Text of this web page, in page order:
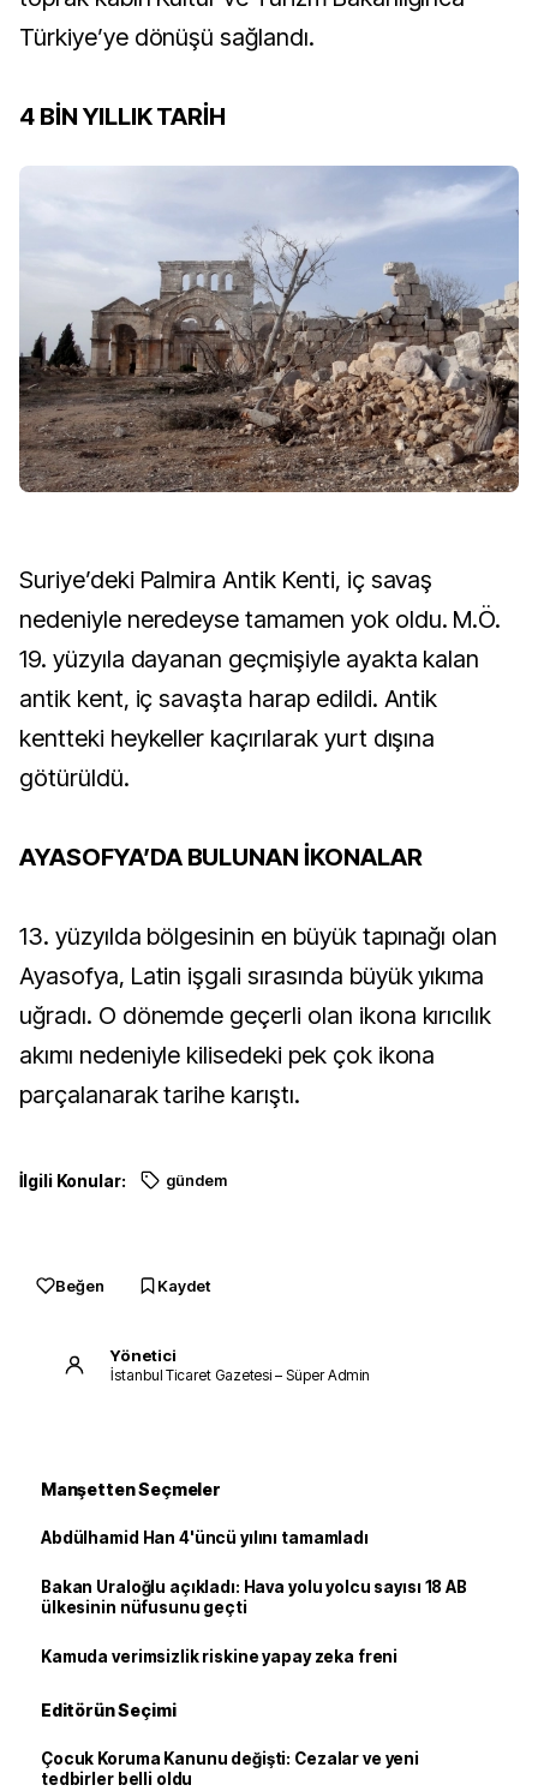
Türkiye’ye dönüşü sağlandı.
4 BİN YILLIK TARİH
Suriye’deki Palmira Antik Kenti, iç savaş
nedeniyle neredeyse tamamen yok oldu. M.Ö.
19. yüzyıla dayanan geçmişiyle ayakta kalan
antik kent, iç savaşta harap edildi. Antik
kentteki heykeller kaçırılarak yurt dışına
götürüldü.
AYASOFYA’DA BULUNAN İKONALAR
13. yüzyılda bölgesinin en büyük tapınağı olan
Ayasofya, Latin işgali sırasında büyük yıkıma
uğradı. O dönemde geçerli olan ikona kırıcılık
akımı nedeniyle kilisedeki pek çok ikona
parçalanarak tarihe karıştı.
İlgili Konular: gündem
Beğen Kaydet
Yönetici
İstanbul Ticaret Gazetesi – Süper Admin
Manşetten Seçmeler
Abdülhamid Han 4'üncü yılını tamamladı
Bakan Uraloğlu açıkladı: Hava yolu yolcu sayısı 18 AB
ülkesinin nüfusunu geçti
Kamuda verimsizlik riskine yapay zeka freni
Editörün Seçimi
Çocuk Koruma Kanunu değişti: Cezalar ve yeni
tedbirler belli oldu